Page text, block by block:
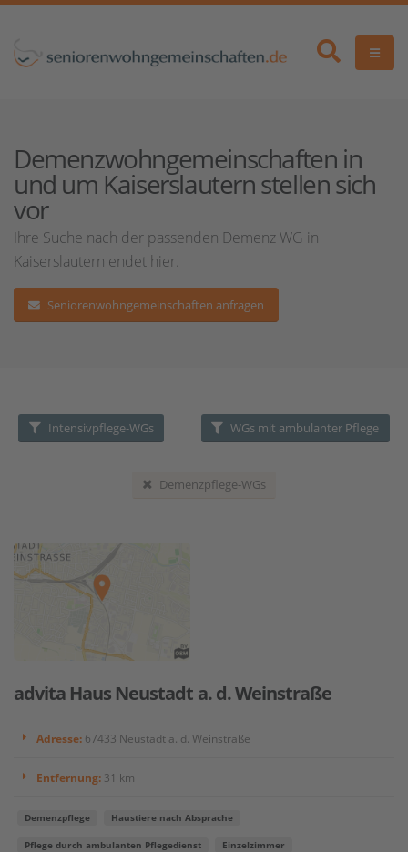
Demenzwohngemeinschaften in
und um Kaiserslautern stellen sich
vor
Ihre Suche nach der passenden Demenz WG in
Kaiserslautern endet hier.
Seniorenwohngemeinschaften anfragen
Intensivpflege-WGs WGs mit ambulanter Pflege
Demenzpflege-WGs
advita Haus Neustadt a. d. Weinstraße
Adresse: 67433 Neustadt a. d. Weinstraße
Entfernung: 31 km
Demenzpflege Haustiere nach Absprache
Pflege durch ambulanten Pflegedienst Einzelzimmer